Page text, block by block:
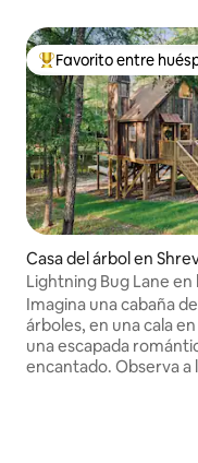
Favorito entre
Favorito entre
Casa del árbol en
Lightning Bug Lane en
lago
Imagina una cabaña
árboles, en una cala
una escapada
encantado. Observa a